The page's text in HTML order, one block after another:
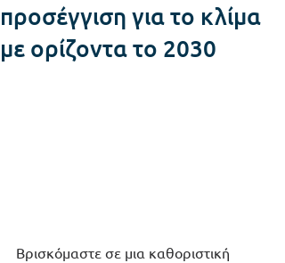
προσέγγιση για το κλίμα
με ορίζοντα το 2030
Βρισκόμαστε σε μια καθοριστική